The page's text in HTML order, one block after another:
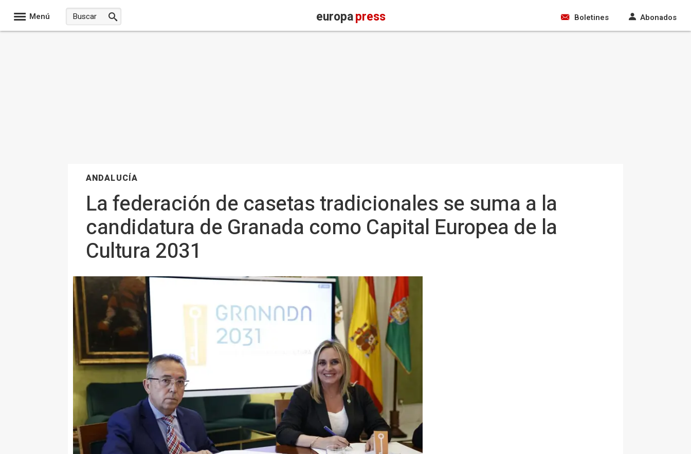
Menú europapress Boletines Abonados
ANDALUCÍA
La federación de casetas tradicionales se suma a la
candidatura de Granada como Capital Europea de la
Cultura 2031